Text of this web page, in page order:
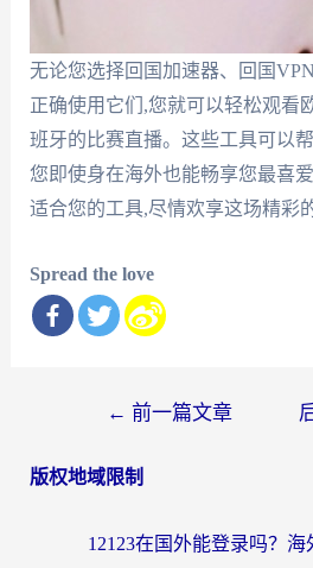
无论您选择回国加速器、回国
正确使用它们,您就可以轻松观看
班牙的比赛直播。这些工具可以
您即使身在海外也能畅享您最喜
适合您的工具,尽情欢享这场精彩
Spread the love
导
← 前一篇文章
版权地域限制